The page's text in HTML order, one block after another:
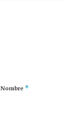
Nombre *